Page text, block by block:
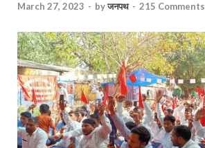
March 27, 2023 - byजनपथ - 215